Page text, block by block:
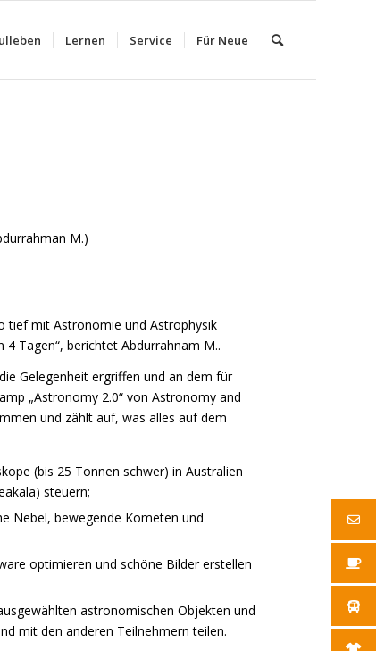
Lernen Service Für Neue
M.)
tief mit Astronomie und Astrophysik
Tagen“, berichtet Abdurrahnam M..
Gelegenheit ergriffen und an dem für
„Astronomy 2.0“ von Astronomy and
und zählt auf, was alles auf dem
(bis 25 Tonnen schwer) in Australien
steuern;
Nebel, bewegende Kometen und
optimieren und schöne Bilder erstellen
astronomischen Objekten und
mit den anderen Teilnehmern teilen.